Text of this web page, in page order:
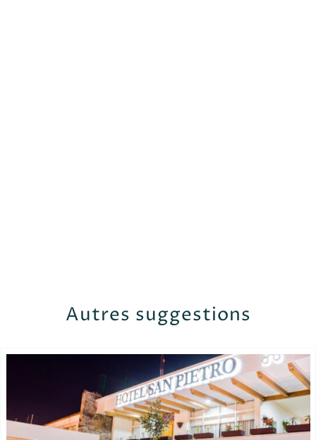
Autres suggestions